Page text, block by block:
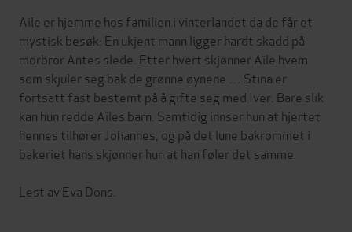
Aile er hjemme hos familien i vinterlandet da de får et
mystisk besøk: En ukjent mann ligger hardt skadd på
morbror Antes slede. Etter hvert skjønner Aile hvem
som skjuler seg bak de grønne øynene … Stina er
fortsatt fast bestemt på å gifte seg med Iver. Bare slik
kan hun redde Ailes barn. Samtidig innser hun at hjertet
hennes tilhører Johannes, og på det lune bakrommet i
bakeriet hans skjønner hun at han føler det samme.